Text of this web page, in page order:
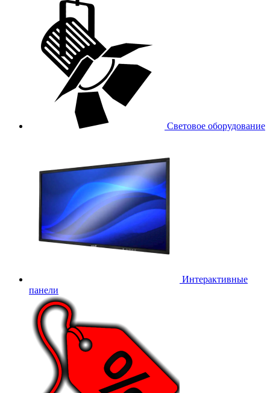
Световое оборудование
Интерактивные
панели